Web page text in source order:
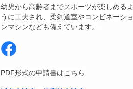
幼児から高齢者までスポーツが楽しめるよ
うに工夫され、柔剣道室やコンビネーショ
ンマシンなども備えています。
PDF形式の申請書はこちら